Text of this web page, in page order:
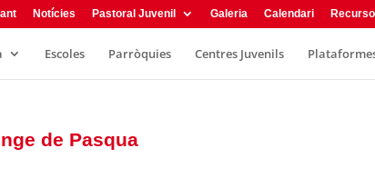
Notícies Pastoral Juvenil Galeria Calendari
Escoles Parròquies Centres Juvenils
de Pasqua